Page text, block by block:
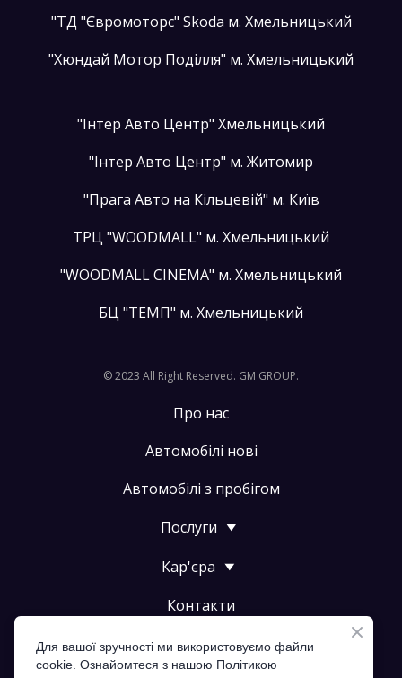
"ТД "Євромоторс" Skoda м. Хмельницький
"Хюндай Мотор Поділля" м. Хмельницький
"Інтер Авто Центр" Хмельницький
"Інтер Авто Центр" м. Житомир
"Прага Авто на Кільцевій" м. Київ
ТРЦ "WOODMALL" м. Хмельницький
"WOODMALL CINEMA" м. Хмельницький
БЦ "ТЕМП" м. Хмельницький
© 2023 All Right Reserved. GM GROUP.
Про нас
Автомобілі нові
Автомобілі з пробігом
Послуги
Кар'єра
Контакти
Політика конфіденційності
Для вашої зручності ми використовуємо файли
cookie. Ознайомтеся з нашою Політикою